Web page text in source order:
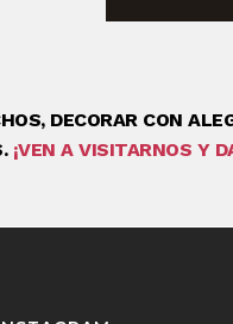
DECORAR CON
¡VEN A VISITARNOS Y